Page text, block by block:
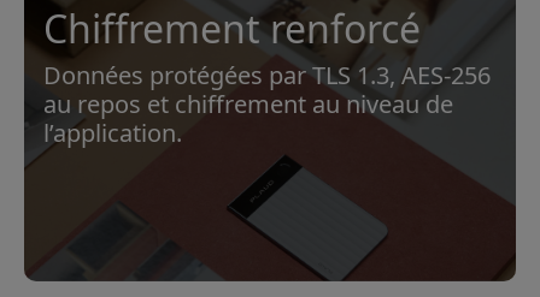
Chiffrement renforcé
Données protégées par TLS 1.3, AES-256
au repos et chiffrement au niveau de
l’application.